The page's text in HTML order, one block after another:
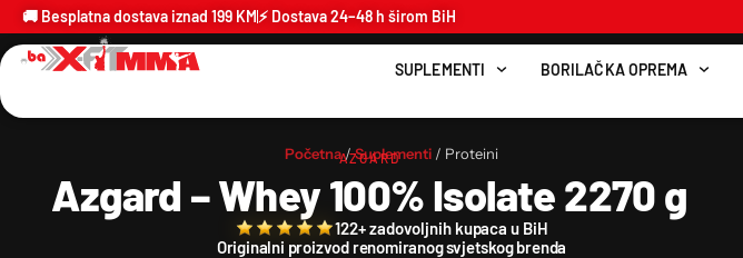
🚚 Besplatna dostava iznad 199 KM⚡ Dostava 24–48 h širom BiH
SUPLEMENTI BORILAČKA OPREMA
Početna/Suplementi / Proteini
AZGARD
Azgard – Whey 100% Isolate 2270 g
122+ zadovoljnih kupaca u BiH
Originalni proizvod renomiranog svjetskog brenda